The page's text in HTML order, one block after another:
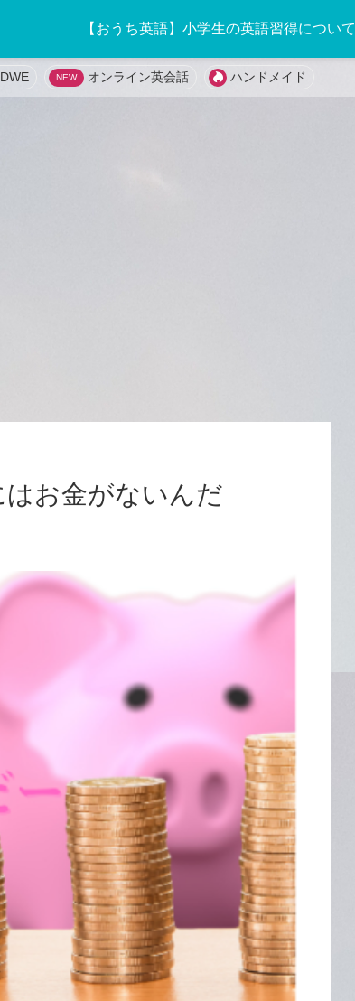
【おうち英語】小学生の英語習得について
DWE オンライン英会話 ハンドメイド
はお金がないんだ